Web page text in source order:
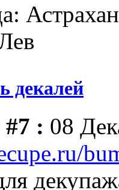
декалей
: 08